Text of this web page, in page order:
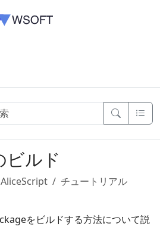
ビルド
AliceScript
チュートリアル
をビルドする方法について説